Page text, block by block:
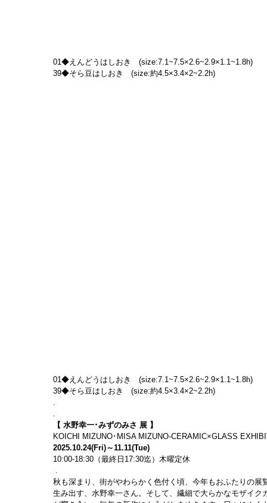
01◆えんどうはしおき　(size:7.1~7.5×2.6~2.9×1.1~1.8h)
39◆そら豆はしおき　(size:約4.5×3.4×2~2.2h)
01◆えんどうはしおき　(size:7.1~7.5×2.6~2.9×1.1~1.8h)
39◆そら豆はしおき　(size:約4.5×3.4×2~2.2h)
【 水野幸一･みずのみさ 展 】
KOICHI MIZUNO･MISA MIZUNO-CERAMIC×GLASS
2025.10.24(Fri)～11.11(Tue)
10:00-18:30（最終日17:30迄）木曜定休
秋も深まり、街がやわらかく色付く頃、今年もおふたりの
生み出す、水野幸一さん。そして、繊細で大らかなモザイ